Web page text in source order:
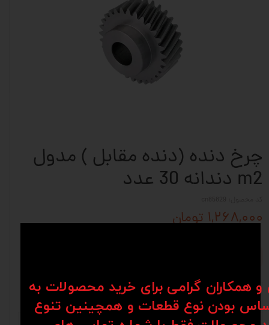
چرخ دنده (دنده مقابل ) مدول
m2 دندانه 30 عدد
۱,۲۶۸,۰۰۰ تومان
توضیحات نظرات
همکاران گرامی برای خرید محصولات به
بودن نوع قطعات و همچینین تنوع